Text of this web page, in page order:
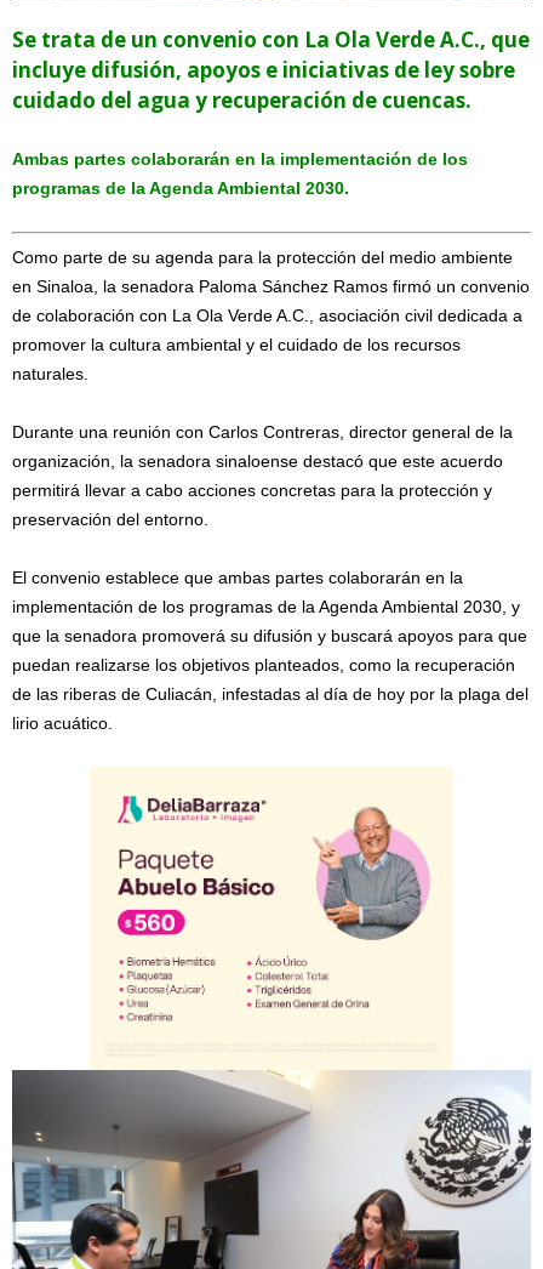
⁠Se trata de un convenio con La Ola Verde A.C., que
incluye difusión, apoyos e iniciativas de ley sobre
cuidado del agua y recuperación de cuencas.
Ambas partes colaborarán en la implementación de los
programas de la Agenda Ambiental 2030.
Como parte de su agenda para la protección del medio ambiente
en Sinaloa, la senadora Paloma Sánchez Ramos firmó un convenio
de colaboración con La Ola Verde A.C., asociación civil dedicada a
promover la cultura ambiental y el cuidado de los recursos
naturales.
Durante una reunión con Carlos Contreras, director general de la
organización, la senadora sinaloense destacó que este acuerdo
permitirá llevar a cabo acciones concretas para la protección y
preservación del entorno.
El convenio establece que ambas partes colaborarán en la
implementación de los programas de la Agenda Ambiental 2030, y
que la senadora promoverá su difusión y buscará apoyos para que
puedan realizarse los objetivos planteados, como la recuperación
de las riberas de Culiacán, infestadas al día de hoy por la plaga del
lirio acuático.